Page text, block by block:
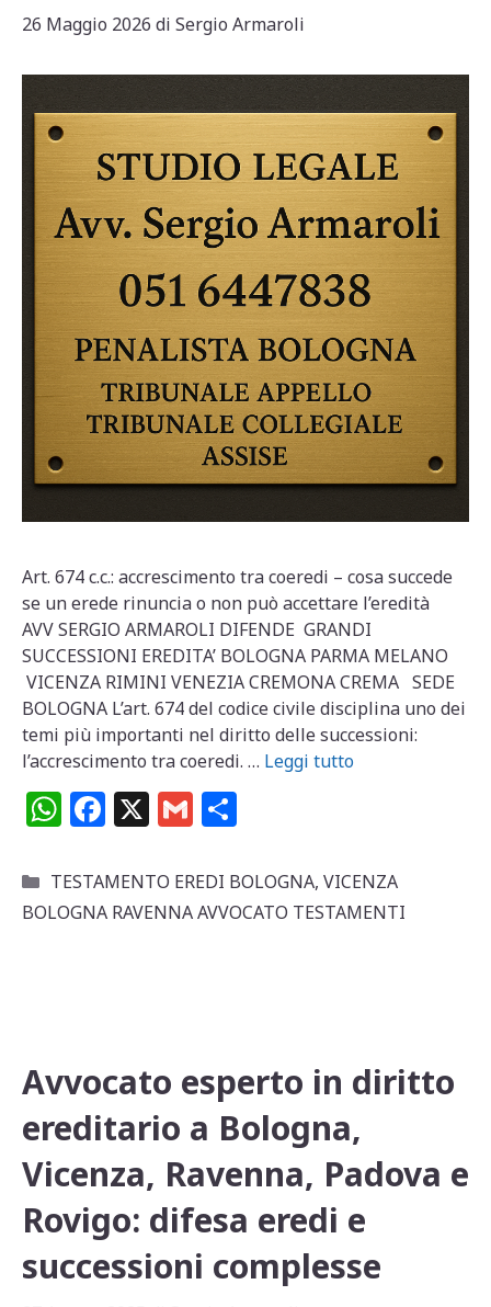
26 Maggio 2026 di Sergio Armaroli
Art. 674 c.c.: accrescimento tra coeredi – cosa succede
se un erede rinuncia o non può accettare l’eredità
AVV SERGIO ARMAROLI DIFENDE GRANDI
SUCCESSIONI EREDITA’ BOLOGNA PARMA MELANO
VICENZA RIMINI VENEZIA CREMONA CREMA SEDE
BOLOGNA L’art. 674 del codice civile disciplina uno dei
temi più importanti nel diritto delle successioni:
l’accrescimento tra coeredi. … Leggi tutto
W
at
s
F
c
e
X G
ai
l
n
di
Categorie
TESTAMENTO EREDI BOLOGNA, VICENZA
BOLOGNA RAVENNA AVVOCATO TESTAMENTI
Avvocato esperto in diritto
ereditario a Bologna,
Vicenza, Ravenna, Padova e
Rovigo: difesa eredi e
successioni complesse